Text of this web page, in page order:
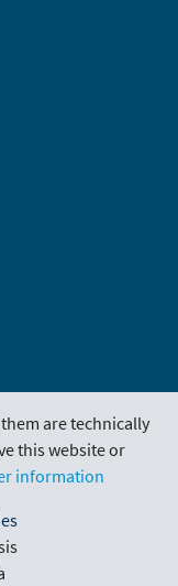
are technically
this website or
information